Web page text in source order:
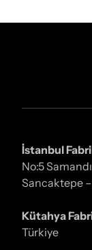
İstanbul
No:5
Sancaktepe
Kütahya
Türkiye